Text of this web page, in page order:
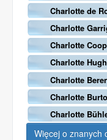
Charlotte de
Charlotte
Charlotte
Charlotte
Charlotte
Charlotte
Charlotte
Więcej o znanych